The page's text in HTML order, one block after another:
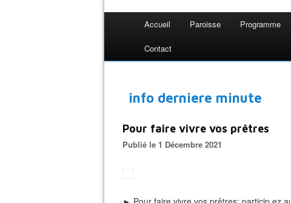
Accueil Paroisse Programme
Contact
info derniere minute
Pour faire vivre vos prêtres
Publié le 1 Décembre 2021